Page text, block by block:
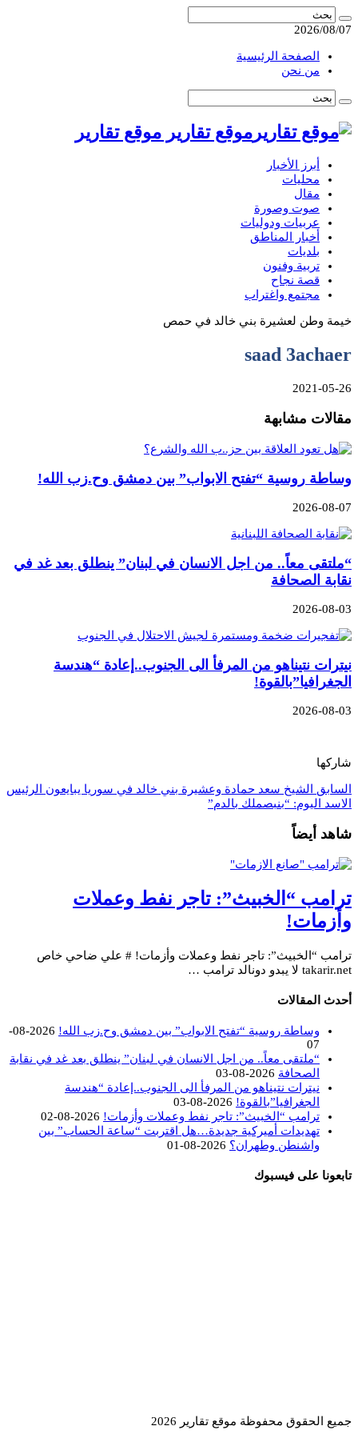
2026/08/07
الصفحة الرئيسية
من نحن
موقع تقارير موقع تقارير
أبرز الأخبار
محليات
مقال
صوت وصورة
عربيات ودوليات
أخبار المناطق
بلديات
تربية وفنون
قصة نجاح
مجتمع واغتراب
خيمة وطن لعشيرة بني خالد في حمص
saad 3achaer
2021-05-26
مقالات مشابهة
وساطة روسية “تفتح الابواب” بين دمشق وح.زب الله!
2026-08-07
“ملتقى معاً.. من اجل الانسان في لبنان” ينطلق بعد غد في
نقابة الصحافة
2026-08-03
نيترات نتيناهو من المرفأ الى الجنوب..إعادة “هندسة
الجغرافيا”بالقوة!
2026-08-03
شاركها
السابق الشيخ سعد حمادة وعشيرة بني خالد في سوريا يبايعون الرئيس
الاسد اليوم: “بنبصملك بالدم”
شاهد أيضاً
ترامب “الخبيث”: تاجر نفط وعملات
وأزمات!
ترامب “الخبيث”: تاجر نفط وعملات وأزمات! # علي ضاحي خاص
takarir.net لا يبدو دونالد ترامب …
أحدث المقالات
وساطة روسية “تفتح الابواب” بين دمشق وح.زب الله!
2026-08-
07
“ملتقى معاً.. من اجل الانسان في لبنان” ينطلق بعد غد في نقابة
الصحافة 2026-08-03
نيترات نتيناهو من المرفأ الى الجنوب..إعادة “هندسة
الجغرافيا”بالقوة! 2026-08-03
ترامب “الخبيث”: تاجر نفط وعملات وأزمات! 2026-08-02
تهديدات أميركية جديدة…هل اقتربت “ساعة الحساب” بين
واشنطن وطهران؟ 2026-08-01
تابعونا على فيسبوك
جميع الحقوق محفوظة موقع تقارير 2026